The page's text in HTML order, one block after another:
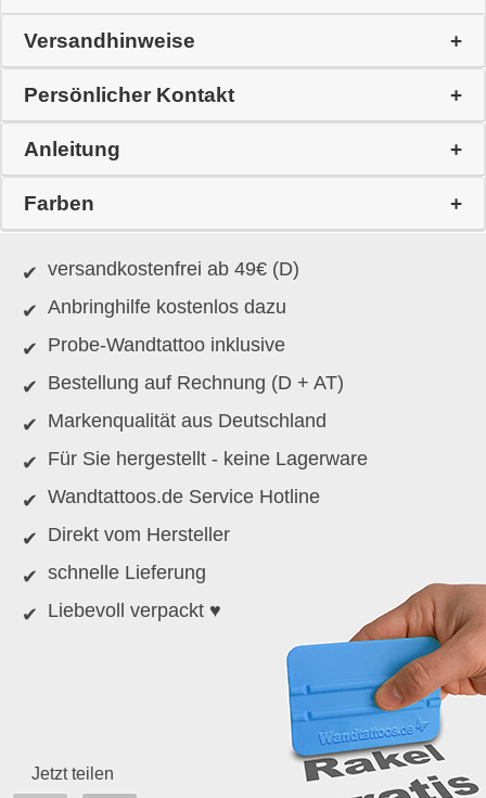
Versandhinweise
Persönlicher Kontakt
Anleitung
Farben
versandkostenfrei ab 49€ (D)
Anbringhilfe kostenlos dazu
Probe-Wandtattoo inklusive
Bestellung auf Rechnung (D + AT)
Markenqualität aus Deutschland
Für Sie hergestellt - keine Lagerware
Wandtattoos.de Service Hotline
Direkt vom Hersteller
schnelle Lieferung
Liebevoll verpackt ♥
Jetzt teilen